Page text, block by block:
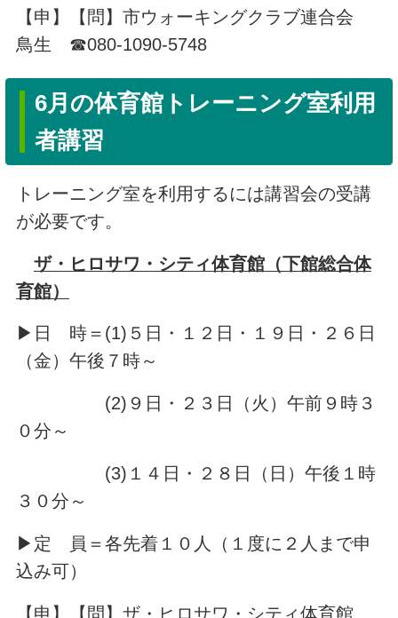
【申】【問】市ウォーキングクラブ連合会
鳥生 ☎080-1090-5748
6月の体育館トレーニング室利用
者講習
トレーニング室を利用するには講習会の受講
が必要です。
ザ・ヒロサワ・シティ体育館（下館総合体
育館）
▶日 時＝(1)５日・１２日・１９日・２６日
（金）午後７時～
(2)９日・２３日（火）午前９時３
０分～
(3)１４日・２８日（日）午後１時
３０分～
▶定 員＝各先着１０人（１度に２人まで申
込み可）
【申】【問】ザ・ヒロサワ・シティ体育館